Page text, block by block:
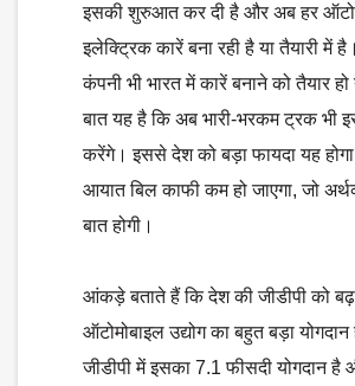
इसकी शुरुआत कर दी है और अब हर
इलेक्ट्रिक कारें बना रही है या तैयारी में
कंपनी भी भारत में कारें बनाने को तैयार
बात यह है कि अब भारी-भरकम ट्रक भी
करेंगे। इससे देश को बड़ा फायदा यह होगा
आयात बिल काफी कम हो जाएगा, जो
बात होगी।
आंकड़े बताते हैं कि देश की जीडीपी को
ऑटोमोबाइल उद्योग का बहुत बड़ा
जीडीपी में इसका 7.1 फीसदी योगदान है